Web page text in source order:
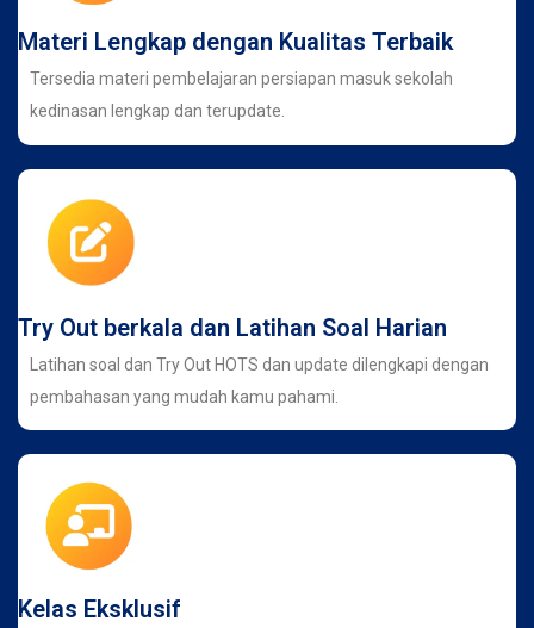
Materi Lengkap dengan Kualitas Terbaik
Tersedia materi pembelajaran persiapan masuk sekolah
kedinasan lengkap dan terupdate.
Try Out berkala dan Latihan Soal Harian
Latihan soal dan Try Out HOTS dan update dilengkapi dengan
pembahasan yang mudah kamu pahami.
Kelas Eksklusif